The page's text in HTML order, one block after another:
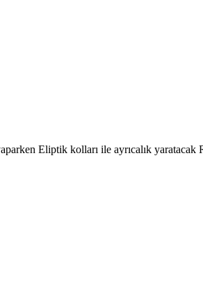
Eliptik kolları ile ayrıcalık yaratacak